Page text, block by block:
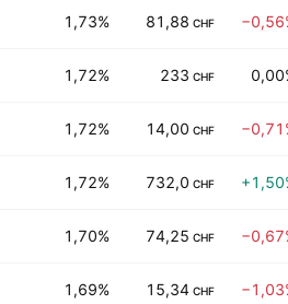
1,73% 81,88 CHF
1,72% 233 CHF
1,72% 14,00 CHF
1,72% 732,0 CHF
1,70% 74,25 CHF
1,69% 15,34 CHF